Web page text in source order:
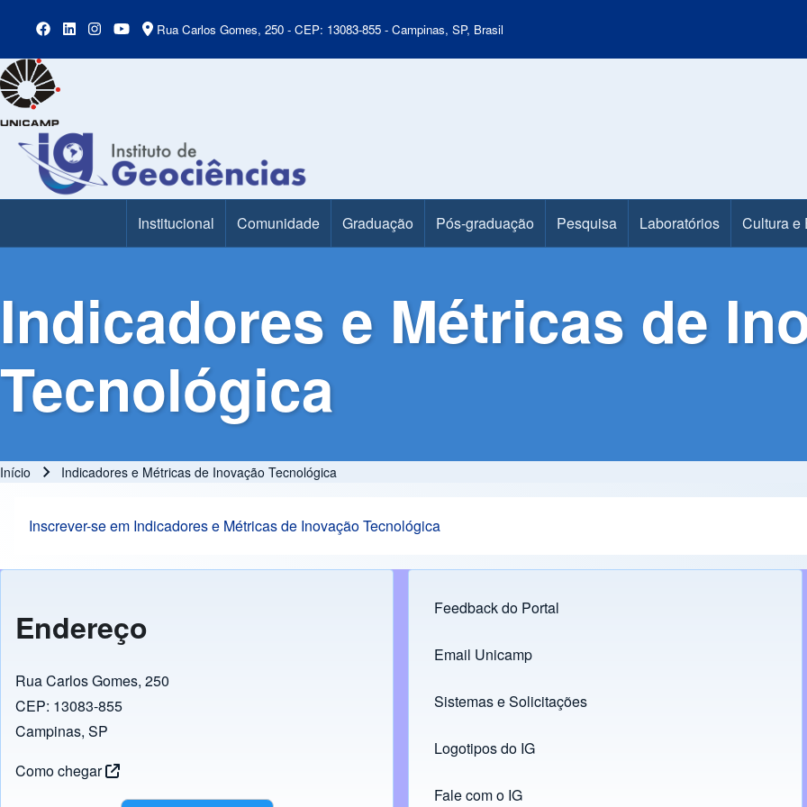
Rua Carlos Gomes, 250 - CEP: 13083-855 - Campinas, SP, Brasil
Main MenuInstitucional Comunidade Graduação Pós-graduação Pesquisa Laboratórios Cultura e
Indicadores e Métricas de
Tecnológica
Início Indicadores e Métricas de Inovação Tecnológica
Inscrever-se em Indicadores e Métricas de Inovação Tecnológica
Endereço
Rua Carlos Gomes, 250
CEP: 13083-855
Campinas, SP
Como chegar
Footer menu
Feedback do Portal
Links
Email Unicamp
(opens in new tab)
Sistemas e Solicitações
(opens in new tab)
Logotipos do IG
(opens in new tab)
Fale com o IG